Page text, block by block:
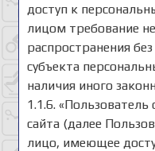
доступ к
лицом требование
распространения без
субъекта
наличия иного
1.1.6.
сайта (далее
лицо, имеющее